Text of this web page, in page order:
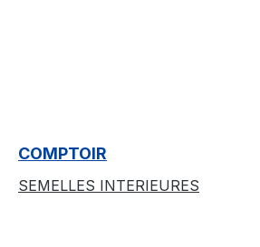
COMPTOIR
SEMELLES INTERIEURES